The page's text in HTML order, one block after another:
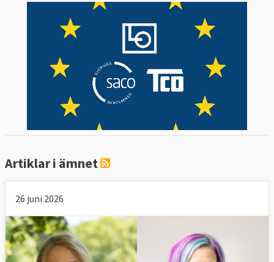
Artiklar i ämnet
26 juni 2026